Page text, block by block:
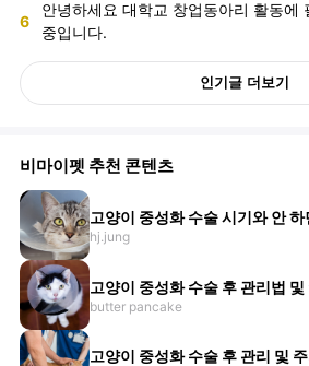
6
안녕하세요 대학교 창업동아리 활동에
중입니다.
인기글 더보기
비마이펫 추천 콘텐츠
고양이 중성화 수술 시기와 안
hj.jung
고양이 중성화 수술 후 관리법 및
butter pancake
고양이 중성화 수술 후 관리 및